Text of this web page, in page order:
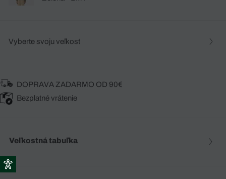
Vyberte svoju veľkosť
DOPRAVA ZADARMO OD 90€
Bezplatné vrátenie
Veľkostná tabuľka